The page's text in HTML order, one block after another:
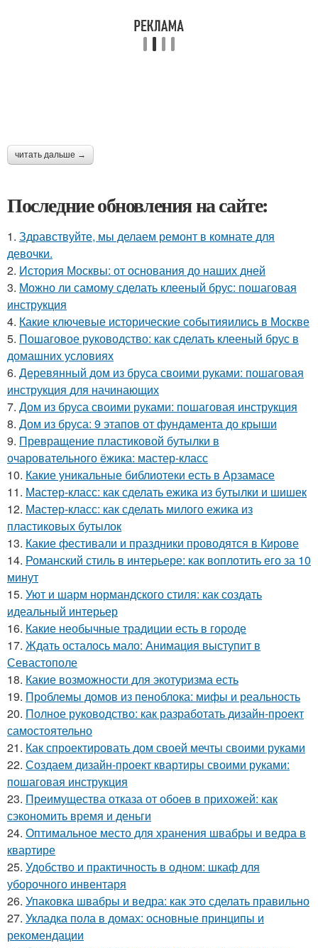
читать дальше →
Последние обновления на сайте:
1. Здравствуйте, мы делаем ремонт в комнате для
девочки.
2. История Москвы: от основания до наших дней
3. Можно ли самому сделать клееный брус: пошаговая
инструкция
4. Какие ключевые исторические событияились в Москве
5. Пошаговое руководство: как сделать клееный брус в
домашних условиях
6. Деревянный дом из бруса своими руками: пошаговая
инструкция для начинающих
7. Дом из бруса своими руками: пошаговая инструкция
8. Дом из бруса: 9 этапов от фундамента до крыши
9. Превращение пластиковой бутылки в
очаровательного ёжика: мастер-класс
10. Какие уникальные библиотеки есть в Арзамасе
11. Мастер-класс: как сделать ежика из бутылки и шишек
12. Мастер-класс: как сделать милого ежика из
пластиковых бутылок
13. Какие фестивали и праздники проводятся в Кирове
14. Романский стиль в интерьере: как воплотить его за 10
минут
15. Уют и шарм нормандского стиля: как создать
идеальный интерьер
16. Какие необычные традиции есть в городе
17. Ждать осталось мало: Анимация выступит в
Севастополе
18. Какие возможности для экотуризма есть
19. Проблемы домов из пеноблока: мифы и реальность
20. Полное руководство: как разработать дизайн-проект
самостоятельно
21. Как спроектировать дом своей мечты своими руками
22. Создаем дизайн-проект квартиры своими руками:
пошаговая инструкция
23. Преимущества отказа от обоев в прихожей: как
сэкономить время и деньги
24. Оптимальное место для хранения швабры и ведра в
квартире
25. Удобство и практичность в одном: шкаф для
уборочного инвентаря
26. Упаковка швабры и ведра: как это сделать правильно
27. Укладка пола в домах: основные принципы и
рекомендации